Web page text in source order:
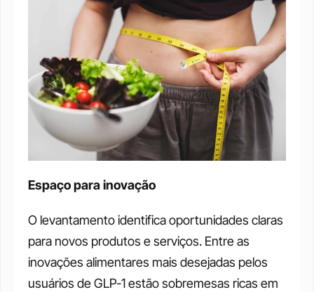
Espaço para inovação
O levantamento identifica oportunidades claras
para novos produtos e serviços. Entre as
inovações alimentares mais desejadas pelos
usuários de GLP-1 estão sobremesas ricas em